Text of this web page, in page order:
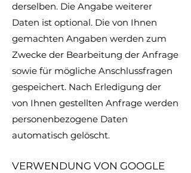
derselben. Die Angabe weiterer
Daten ist optional. Die von Ihnen
gemachten Angaben werden zum
Zwecke der Bearbeitung der Anfrage
sowie für mögliche Anschlussfragen
gespeichert. Nach Erledigung der
von Ihnen gestellten Anfrage werden
personenbezogene Daten
automatisch gelöscht.
VERWENDUNG VON GOOGLE